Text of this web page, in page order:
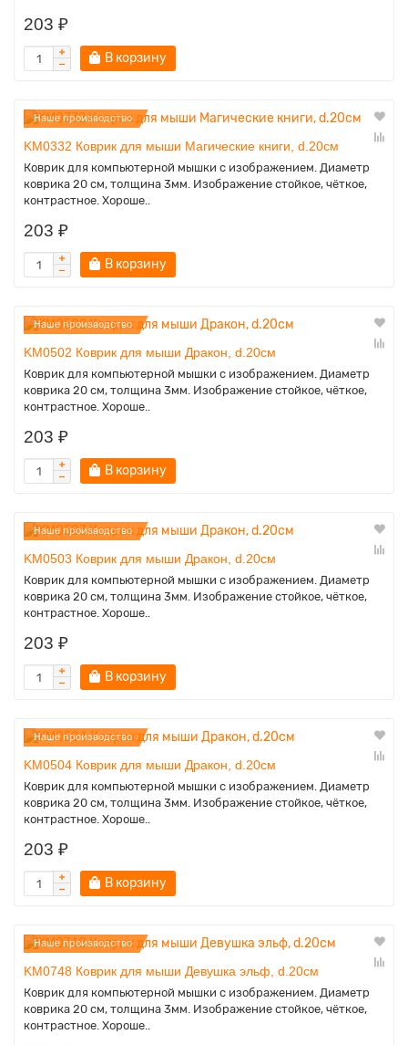
203 ₽
В корзину
Наше производство
KM0332 Коврик для мыши Магические книги, d.20см
Коврик для компьютерной мышки с изображением. Диаметр
коврика 20 см, толщина 3мм. Изображение стойкое, чёткое,
контрастное. Хороше..
203 ₽
В корзину
Наше производство
KM0502 Коврик для мыши Дракон, d.20см
Коврик для компьютерной мышки с изображением. Диаметр
коврика 20 см, толщина 3мм. Изображение стойкое, чёткое,
контрастное. Хороше..
203 ₽
В корзину
Наше производство
KM0503 Коврик для мыши Дракон, d.20см
Коврик для компьютерной мышки с изображением. Диаметр
коврика 20 см, толщина 3мм. Изображение стойкое, чёткое,
контрастное. Хороше..
203 ₽
В корзину
Наше производство
KM0504 Коврик для мыши Дракон, d.20см
Коврик для компьютерной мышки с изображением. Диаметр
коврика 20 см, толщина 3мм. Изображение стойкое, чёткое,
контрастное. Хороше..
203 ₽
В корзину
Наше производство
KM0748 Коврик для мыши Девушка эльф, d.20см
Коврик для компьютерной мышки с изображением. Диаметр
коврика 20 см, толщина 3мм. Изображение стойкое, чёткое,
контрастное. Хороше..